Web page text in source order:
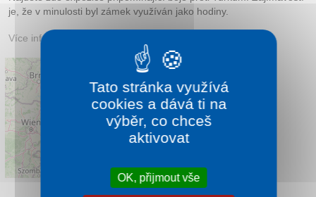
je, že v minulosti byl zámek využíván jako hodiny.
Více informací:
OpenStreetMap contributors
Tato stránka využívá
cookies a dává ti na
výběr, co chceš
aktivovat
OK, přijmout vše